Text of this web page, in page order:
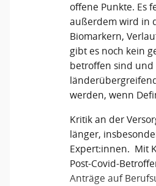
offene Punkte. Es
außerdem wird in
Biomarkern,
gibt es noch kein
betroffen sind und
werden, wenn
Kritik an der
länger,
Expert:innen. Mit
Post-Covid-
Anträge auf